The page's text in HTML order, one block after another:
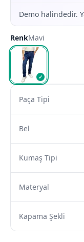
Demo halindedir.
RenkMavi
✓
Paça Tipi
Bel
Kumaş Tipi
Materyal
Kapama Şekli